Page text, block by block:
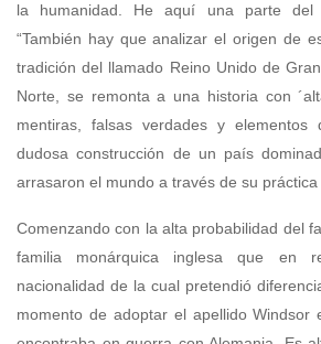
la humanidad. He aquí una parte del
“También hay que analizar el origen de
tradición del llamado Reino Unido de
Norte, se remonta a una historia con
mentiras, falsas verdades y elementos
dudosa construcción de un país
arrasaron el mundo a través de su práctica
Comenzando con la alta probabilidad del
familia monárquica inglesa que en
nacionalidad de la cual pretendió
momento de adoptar el apellido Windsor